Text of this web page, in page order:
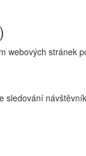
webových stránek
sledování